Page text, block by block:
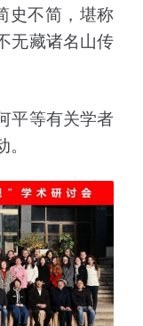
史不简，堪称
无藏诸名山传
平等有关学者